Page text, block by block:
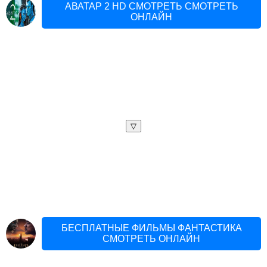
АВАТАР 2 HD СМОТРЕТЬ СМОТРЕТЬ
ОНЛАЙН
▽
БЕСПЛАТНЫЕ ФИЛЬМЫ ФАНТАСТИКА
СМОТРЕТЬ ОНЛАЙН